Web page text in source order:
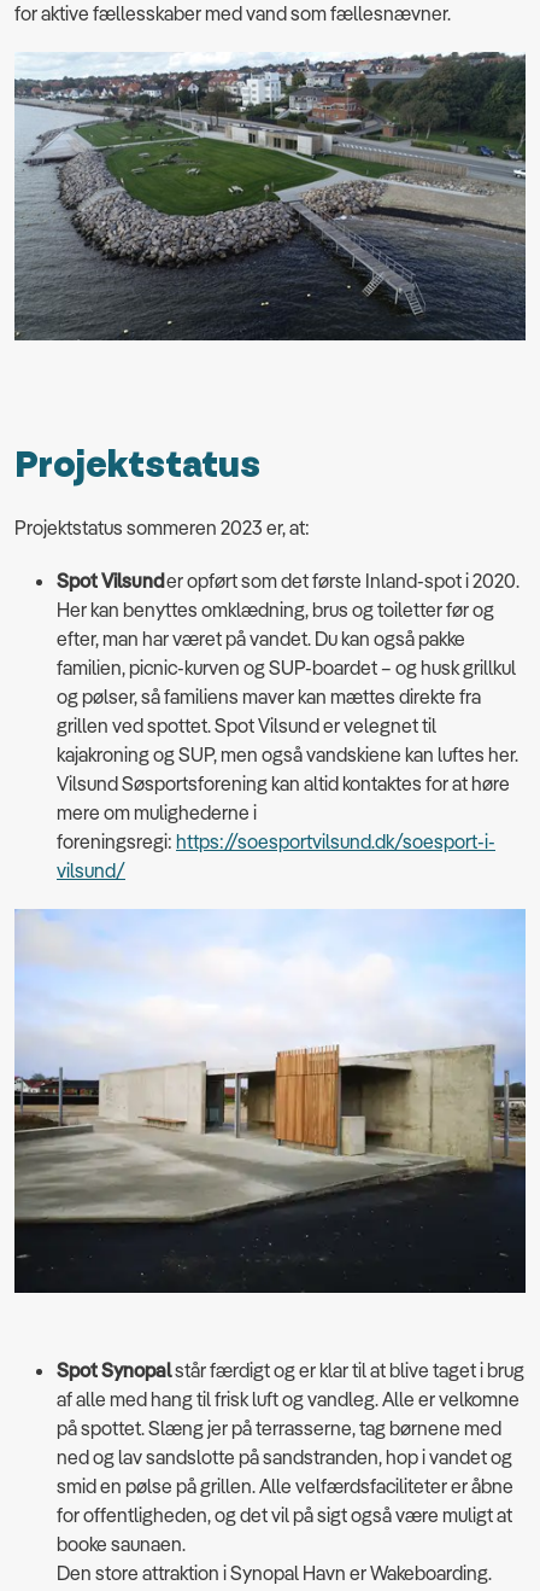
for aktive fællesskaber med vand som fællesnævner.
Projektstatus
Projektstatus sommeren 2023 er, at:
Spot Vilsunder opført som det første Inland-spot i 2020.
Her kan benyttes omklædning, brus og toiletter før og
efter, man har været på vandet. Du kan også pakke
familien, picnic-kurven og SUP-boardet – og husk grillkul
og pølser, så familiens maver kan mættes direkte fra
grillen ved spottet. Spot Vilsund er velegnet til
kajakroning og SUP, men også vandskiene kan luftes her.
Vilsund Søsportsforening kan altid kontaktes for at høre
mere om mulighederne i
foreningsregi: https://soesportvilsund.dk/soesport-i-
vilsund/
Spot Synopalstår færdigt og er klar til at blive taget i brug
af alle med hang til frisk luft og vandleg. Alle er velkomne
på spottet. Slæng jer på terrasserne, tag børnene med
ned og lav sandslotte på sandstranden, hop i vandet og
smid en pølse på grillen. Alle velfærdsfaciliteter er åbne
for offentligheden, og det vil på sigt også være muligt at
booke saunaen.
Den store attraktion i Synopal Havn er Wakeboarding.